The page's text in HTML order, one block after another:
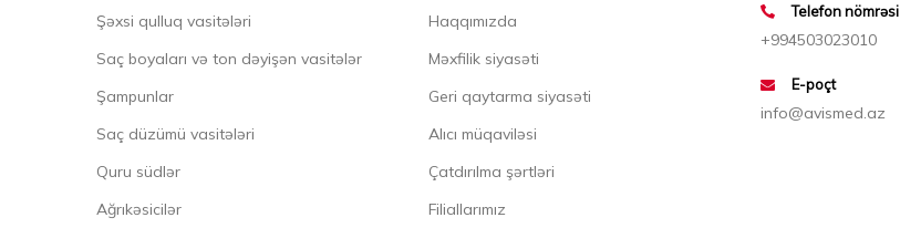
Şəxsi qulluq vasitələri
Saç boyaları və ton dəyişən vasitələr
Şampunlar
Saç düzümü vasitələri
Quru südlər
Ağrıkəsicilər
Haqqımızda
Məxfilik siyasəti
Geri qaytarma siyasəti
Alıcı müqaviləsi
Çatdırılma şərtləri
Filiallarımız
Telefon nömrəsi
+994503023010
E-poçt
info@avismed.az